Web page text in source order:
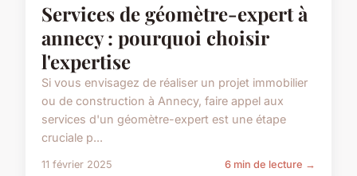
Services de géomètre-expert à
annecy : pourquoi choisir
l'expertise
Si vous envisagez de réaliser un projet immobilier
ou de construction à Annecy, faire appel aux
services d'un géomètre-expert est une étape
cruciale p...
11 février 2025 6 min de lecture →